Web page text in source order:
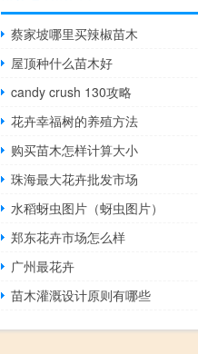
蔡家坡哪里买辣椒苗木
屋顶种什么苗木好
candy crush 130攻略
花卉幸福树的养殖方法
购买苗木怎样计算大小
珠海最大花卉批发市场
水稻蚜虫图片（蚜虫图片）
郑东花卉市场怎么样
广州最花卉
苗木灌溉设计原则有哪些